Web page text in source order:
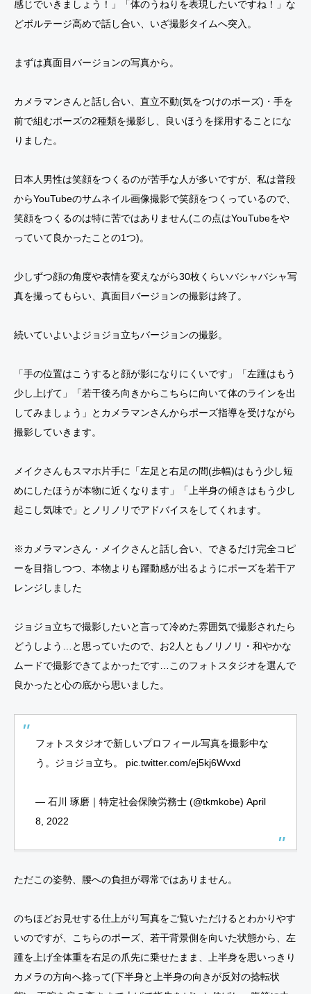
感じでいきましょう！」「体のうねりを表現したいですね！」な
どボルテージ高めで話し合い、いざ撮影タイムへ突入。
まずは真面目バージョンの写真から。
カメラマンさんと話し合い、直立不動(気をつけのポーズ)・手を
前で組むポーズの2種類を撮影し、良いほうを採用することにな
りました。
日本人男性は笑顔をつくるのが苦手な人が多いですが、私は普段
からYouTubeのサムネイル画像撮影で笑顔をつくっているので、
笑顔をつくるのは特に苦ではありません(この点はYouTubeをや
っていて良かったことの1つ)。
少しずつ顔の角度や表情を変えながら30枚くらいバシャバシャ写
真を撮ってもらい、真面目バージョンの撮影は終了。
続いていよいよジョジョ立ちバージョンの撮影。
「手の位置はこうすると顔が影になりにくいです」「左踵はもう
少し上げて」「若干後ろ向きからこちらに向いて体のラインを出
してみましょう」とカメラマンさんからポーズ指導を受けながら
撮影していきます。
メイクさんもスマホ片手に「左足と右足の間(歩幅)はもう少し短
めにしたほうが本物に近くなります」「上半身の傾きはもう少し
起こし気味で」とノリノリでアドバイスをしてくれます。
※カメラマンさん・メイクさんと話し合い、できるだけ完全コピ
ーを目指しつつ、本物よりも躍動感が出るようにポーズを若干ア
レンジしました
ジョジョ立ちで撮影したいと言って冷めた雰囲気で撮影されたら
どうしよう…と思っていたので、お2人ともノリノリ・和やかな
ムードで撮影できてよかったです…このフォトスタジオを選んで
良かったと心の底から思いました。
フォトスタジオで新しいプロフィール写真を撮影中な
う。ジョジョ立ち。 pic.twitter.com/ej5kj6Wvxd
— 石川 琢磨｜特定社会保険労務士 (@tkmkobe) April
8, 2022
ただこの姿勢、腰への負担が尋常ではありません。
のちほどお見せする仕上がり写真をご覧いただけるとわかりやす
いのですが、こちらのポーズ、若干背景側を向いた状態から、左
踵を上げ全体重を右足の爪先に乗せたまま、上半身を思いっきり
カメラの方向へ捻って(下半身と上半身の向きが反対の捻転状